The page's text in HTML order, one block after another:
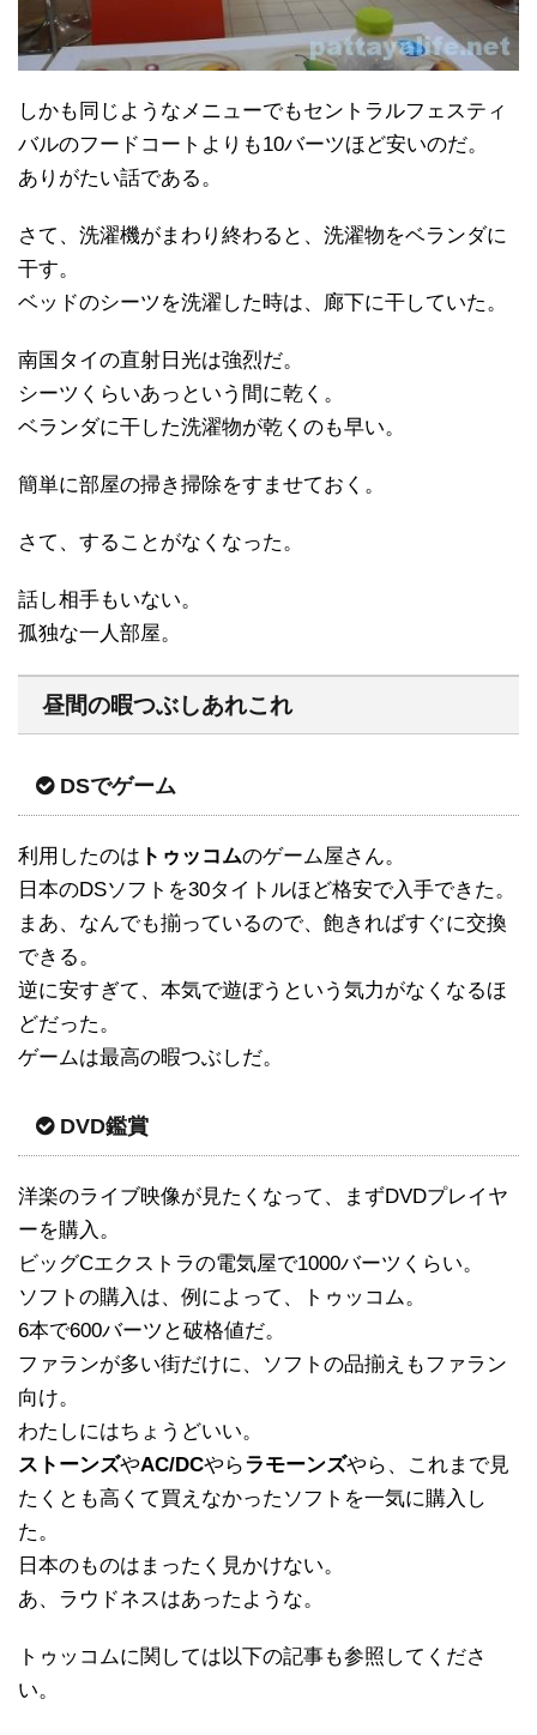
しかも同じようなメニューでもセントラルフェスティ
バルのフードコートよりも10バーツほど安いのだ。
ありがたい話である。
さて、洗濯機がまわり終わると、洗濯物をベランダに
干す。
ベッドのシーツを洗濯した時は、廊下に干していた。
南国タイの直射日光は強烈だ。
シーツくらいあっという間に乾く。
ベランダに干した洗濯物が乾くのも早い。
簡単に部屋の掃き掃除をすませておく。
さて、することがなくなった。
話し相手もいない。
孤独な一人部屋。
昼間の暇つぶしあれこれ
DSでゲーム
利用したのは トゥッコムのゲーム屋さん。
日本のDSソフトを30タイトルほど格安で入手できた。
まあ、なんでも揃っているので、飽きればすぐに交換
できる。
逆に安すぎて、本気で遊ぼうという気力がなくなるほ
どだった。
ゲームは最高の暇つぶしだ。
DVD鑑賞
洋楽のライブ映像が見たくなって、まずDVDプレイヤ
ーを購入。
ビッグCエクストラの電気屋で1000バーツくらい。
ソフトの購入は、例によって、トゥッコム。
6本で600バーツと破格値だ。
ファランが多い街だけに、ソフトの品揃えもファラン
向け。
わたしにはちょうどいい。
ストーンズやAC/DCやらラモーンズやら、これまで見
たくとも高くて買えなかったソフトを一気に購入し
た。
日本のものはまったく見かけない。
あ、ラウドネスはあったような。
トゥッコムに関しては以下の記事も参照してくださ
い。